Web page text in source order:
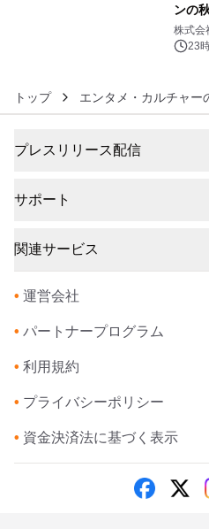
ンの
秋田
るパ
株式会
23
トップ エンタメ・カルチャー
プレスリリース配信
サポート
関連サービス
• 運営会社
• パートナープログラム
• 利用規約
• プライバシーポリシー
• 資金決済法に基づく表示